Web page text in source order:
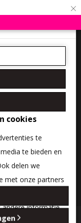
×
cookies
te
te bieden en
delen we
met onze partners
Deze partners
andere informatie